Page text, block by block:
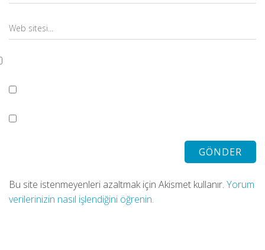
Bu site istenmeyenleri azaltmak için Akismet kullanır. Yorum
verilerinizin nasıl işlendiğini öğrenin.